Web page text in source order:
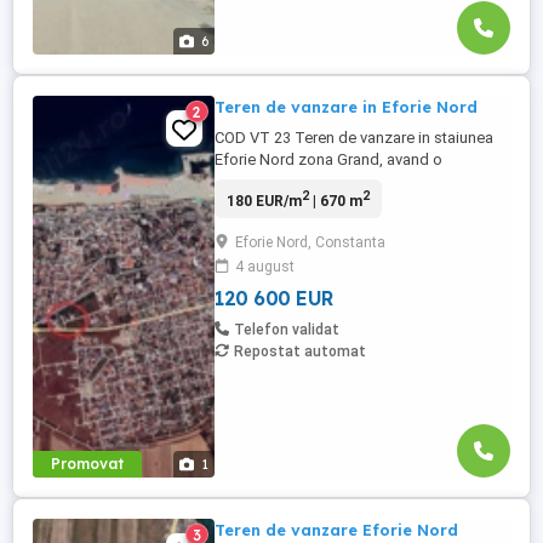
6
Promovat 1
2 Teren de vanzare in Eforie Nord
COD VT 23 Teren de vanzare in staiunea
Eforie Nord zona Grand, avand o
,cu deschidere de 22 ml, Utilitatile se afla
Poziţionat într-o zona foarte activă,
dinamică şi în plină dezvoltare imobiliară.
Proprietatea este ...
180 EUR/m2| 670 m2
Eforie Nord, Constanta
4 august
120 600 EUR
Telefon validat
Repostat automat
3 Teren de vanzare Eforie Nord